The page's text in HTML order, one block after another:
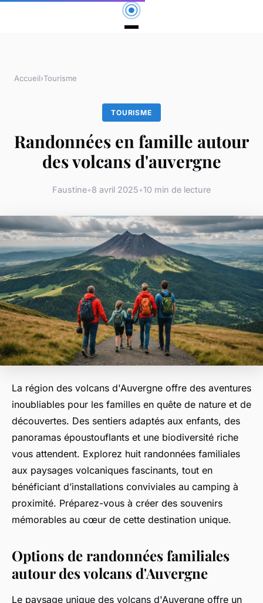
Accueil›Tourisme
TOURISME
Randonnées en famille autour
des volcans d'auvergne
Faustine•8 avril 2025•10 min de lecture
La région des volcans d'Auvergne offre des aventures
inoubliables pour les familles en quête de nature et de
découvertes. Des sentiers adaptés aux enfants, des
panoramas époustouflants et une biodiversité riche
vous attendent. Explorez huit randonnées familiales
aux paysages volcaniques fascinants, tout en
bénéficiant d’installations conviviales au camping à
proximité. Préparez-vous à créer des souvenirs
mémorables au cœur de cette destination unique.
Options de randonnées familiales
autour des volcans d'Auvergne
Le paysage unique des volcans d'Auvergne offre un